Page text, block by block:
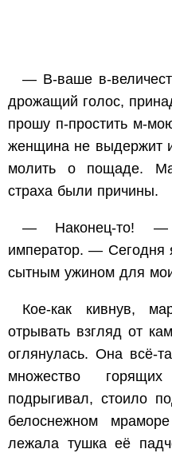
— В-ваше в-
дрожащий голос,
прошу п-простить м-
женщина не выдержит
молить о пощаде.
страха были причины.
— Наконец-то! —
император. — Сегодня
сытным ужином для
Кое-как кивнув,
отрывать взгляд от
оглянулась. Она всё-
множество
подрыгивал, стоило
белоснежном
лежала тушка её